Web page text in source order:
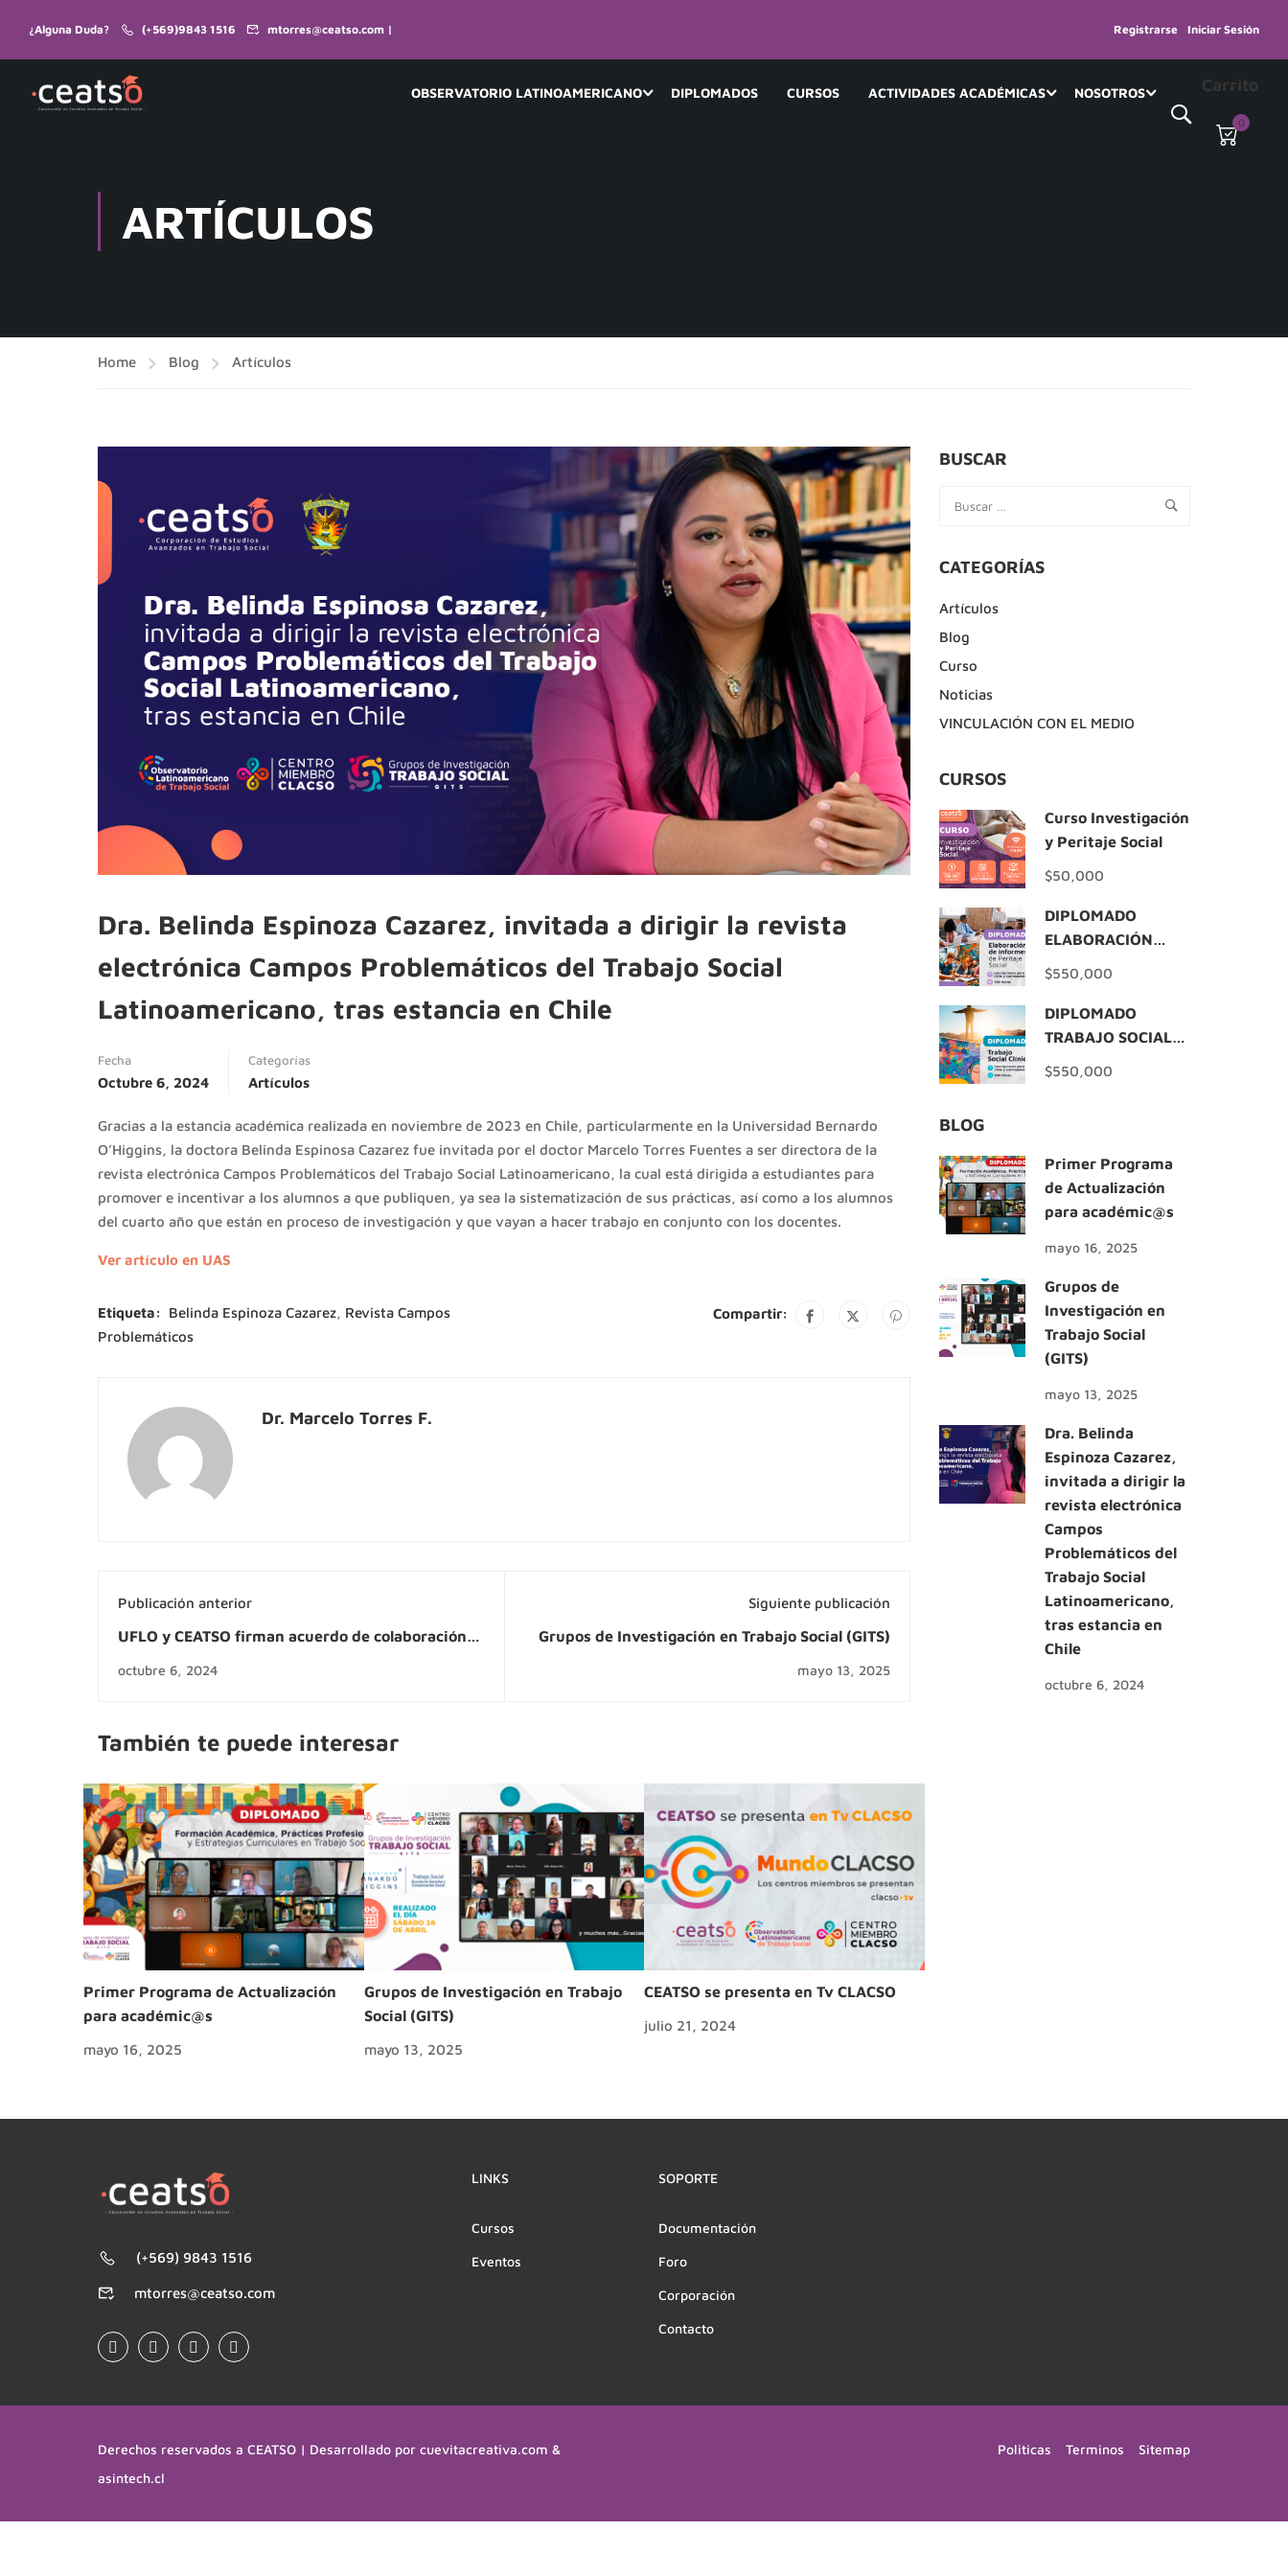
¿Alguna Duda? (+569)9843 1516 mtorres@ceatso.com | Registrarse Iniciar Sesión
OBSERVATORIO LATINOAMERICANO DIPLOMADOS CURSOS ACTIVIDADES ACADÉMICAS NOSOTROS Carrito
0
ARTÍCULOS
Home Blog Artículos
Dra. Belinda Espinoza Cazarez, invitada a dirigir la revista
electrónica Campos Problemáticos del Trabajo Social
Latinoamericano, tras estancia en Chile
Fecha
Octubre 6, 2024
Categorías
Artículos
Gracias a la estancia académica realizada en noviembre de 2023 en Chile, particularmente en la Universidad Bernardo
O’Higgins, la doctora Belinda Espinosa Cazarez fue invitada por el doctor Marcelo Torres Fuentes a ser directora de la
revista electrónica Campos Problemáticos del Trabajo Social Latinoamericano, la cual está dirigida a estudiantes para
promover e incentivar a los alumnos a que publiquen, ya sea la sistematización de sus prácticas, así como a los alumnos
del cuarto año que están en proceso de investigación y que vayan a hacer trabajo en conjunto con los docentes.
Ver artículo en UAS
Etiqueta: Belinda Espinoza Cazarez, Revista Campos
Problemáticos
Compartir:
Dr. Marcelo Torres F.
Publicación anterior
UFLO y CEATSO firman acuerdo de colaboración
octubre 6, 2024
Siguiente publicación
Grupos de Investigación en Trabajo Social (GITS)
mayo 13, 2025
También te puede interesar
Primer Programa de Actualización
para académic@s
mayo 16, 2025
Grupos de Investigación en Trabajo
Social (GITS)
mayo 13, 2025
CEATSO se presenta en Tv CLACSO
julio 21, 2024
BUSCAR
CATEGORÍAS
Artículos
Blog
Curso
Noticias
VINCULACIÓN CON EL MEDIO
CURSOS
Curso Investigación
y Peritaje Social
$50,000
DIPLOMADO
ELABORACIÓN
INFORMES DE
$550,000
DIPLOMADO
TRABAJO SOCIAL
CLÍNICO
$550,000
BLOG
Primer Programa
de Actualización
para académic@s
mayo 16, 2025
Grupos de
Investigación en
Trabajo Social
(GITS)
mayo 13, 2025
Dra. Belinda
Espinoza Cazarez,
invitada a dirigir la
revista electrónica
Campos
Problemáticos del
Trabajo Social
Latinoamericano,
tras estancia en
Chile
octubre 6, 2024
(+569) 9843 1516
mtorres@ceatso.com
LINKS
Cursos
Eventos
SOPORTE
Documentación
Foro
Corporación
Contacto
Derechos reservados a CEATSO | Desarrollado por cuevitacreativa.com &
asintech.cl
Politicas Terminos Sitemap